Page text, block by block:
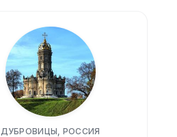
ДУБРОВИЦЫ, РОССИЯ